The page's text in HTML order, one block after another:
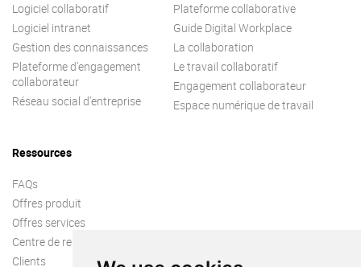
Logiciel collaboratif
Logiciel intranet
Gestion des connaissances
Plateforme d’engagement
collaborateur
Réseau social d’entreprise
Plateforme collaborative
Guide Digital Workplace
La collaboration
Le travail collaboratif
Engagement collaborateur
Espace numérique de travail
Ressources
FAQs
Offres produit
Offres services
Centre de ressources
Clients